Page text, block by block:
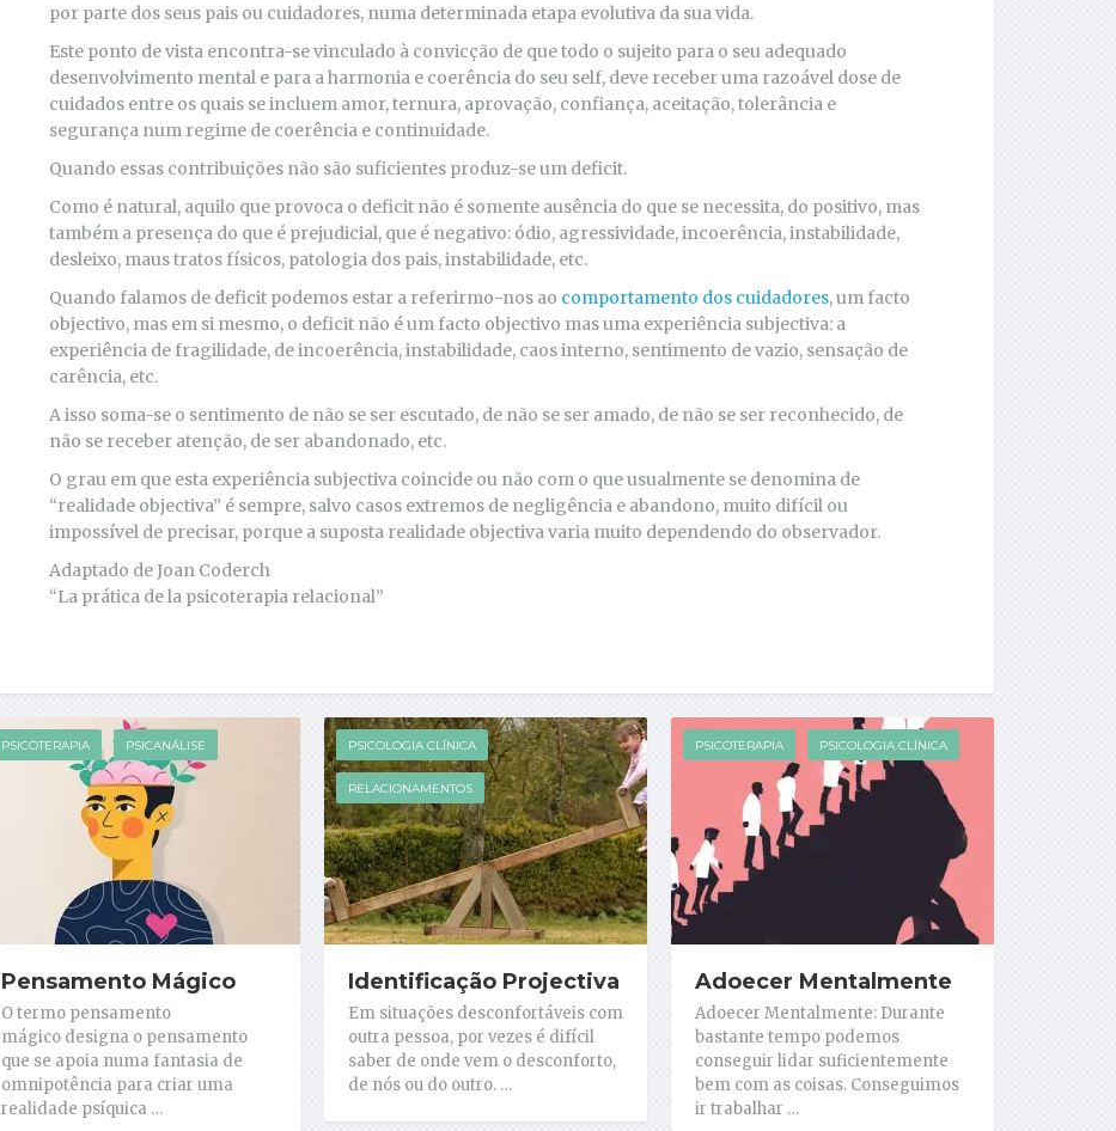
por parte dos seus pais ou cuidadores, numa determinada etapa evolutiva da sua vida.
Este ponto de vista encontra-se vinculado à convicção de que todo o sujeito para o seu adequado
desenvolvimento mental e para a harmonia e coerência do seu self, deve receber uma razoável dose de
cuidados entre os quais se incluem amor, ternura, aprovação, confiança, aceitação, tolerância e
segurança num regime de coerência e continuidade.
Quando essas contribuições não são suficientes produz-se um deficit.
Como é natural, aquilo que provoca o deficit não é somente ausência do que se necessita, do positivo, mas
também a presença do que é prejudicial, que é negativo: ódio, agressividade, incoerência, instabilidade,
desleixo, maus tratos físicos, patologia dos pais, instabilidade, etc.
Quando falamos de deficit podemos estar a referirmo-nos ao comportamento dos cuidadores, um facto
objectivo, mas em si mesmo, o deficit não é um facto objectivo mas uma experiência subjectiva: a
experiência de fragilidade, de incoerência, instabilidade, caos interno, sentimento de vazio, sensação de
carência, etc.
A isso soma-se o sentimento de não se ser escutado, de não se ser amado, de não se ser reconhecido, de
não se receber atenção, de ser abandonado, etc.
O grau em que esta experiência subjectiva coincide ou não com o que usualmente se denomina de
“realidade objectiva” é sempre, salvo casos extremos de negligência e abandono, muito difícil ou
impossível de precisar, porque a suposta realidade objectiva varia muito dependendo do observador.
Adaptado de Joan Coderch
“La prática de la psicoterapia relacional”
PSICOTERAPIA PSICANÁLISE
Pensamento Mágico
O termo pensamento
mágico designa o pensamento
que se apoia numa fantasia de
omnipotência para criar uma
realidade psíquica …
PSICOLOGIA CLÍNICA
RELACIONAMENTOS
Identificação Projectiva
Em situações desconfortáveis com
outra pessoa, por vezes é difícil
saber de onde vem o desconforto,
de nós ou do outro. …
PSICOTERAPIA PSICOLOGIA CLÍNICA
Adoecer Mentalmente
Adoecer Mentalmente: Durante
bastante tempo podemos
conseguir lidar suficientemente
bem com as coisas. Conseguimos
ir trabalhar …